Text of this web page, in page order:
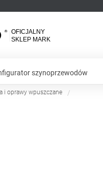
szynoprzewodów
i oprawy wpuszczane